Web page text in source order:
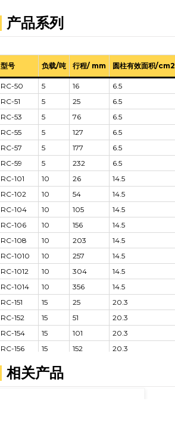
产品系列
型号 负载/吨 行程/ mm 圆柱有效面积/cm2
RC-50 5 16 6.5
RC-51
5 25 6.5
RC-53
5 76 6.5
RC-55
5 127 6.5
RC-57
5 177 6.5
RC-59
5 232 6.5
RC-101
10 26 14.5
RC-102
10 54 14.5
RC-104
10 105 14.5
RC-106
10 156 14.5
RC-108
10 203 14.5
RC-1010
10 257 14.5
RC-1012
10 304 14.5
RC-1014
10 356 14.5
RC-151
15 25 20.3
RC-152
15 51 20.3
RC-154
15 101 20.3
RC-156
15 152 20.3
RC-158
15
RC-1510
相关产品